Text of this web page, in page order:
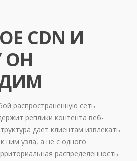
CDN И
ОН
распространенную сеть
реплики контента веб-
дает клиентам извлекать
ним узла, а не с одного
распределенность